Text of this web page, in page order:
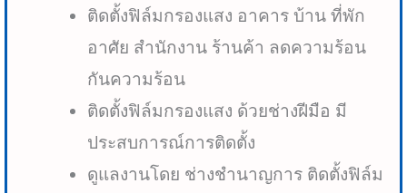
ติดตั้งฟิล์มกรองแสง อาคาร บ้าน ที่พัก
อาศัย สำนักงาน ร้านค้า ลดความร้อน
กันความร้อน
ติดตั้งฟิล์มกรองแสง ด้วยช่างฝีมือ มี
ประสบการณ์การติดตั้ง
ดูแลงานโดย ช่างชำนาญการ ติดตั้งฟิล์ม